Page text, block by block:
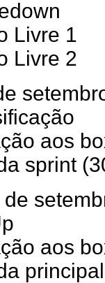
Livre 1
Livre 2
aos
sprint
aos